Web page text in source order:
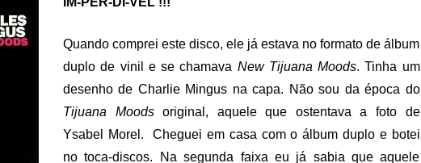
Quando comprei este disco, ele já estava no formato de álbum
duplo de vinil e se chamava New Tijuana Moods. Tinha um
desenho de Charlie Mingus na capa. Não sou da época do
Tijuana Moodsoriginal, aquele que ostentava a foto de
Ysabel Morel. Cheguei em casa com o álbum duplo e botei
no toca-discos. Na segunda faixa eu já sabia que aquele